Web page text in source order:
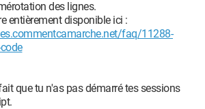
des lignes.
entièrement disponible ici :
faq/11288-
que tu n'as pas démarré tes sessions